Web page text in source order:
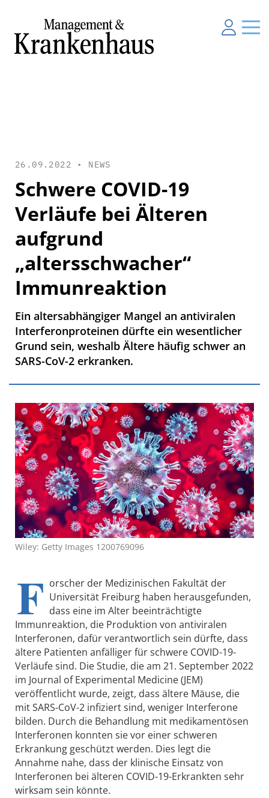
26.09.2022 • NEWS
Schwere COVID-19
Verläufe bei Älteren
aufgrund
„altersschwacher“
Immunreaktion
Ein altersabhängiger Mangel an antiviralen
Interferonproteinen dürfte ein wesentlicher
Grund sein, weshalb Ältere häufig schwer an
SARS-CoV-2 erkranken.
Wiley: Getty Images 1200769096
F orscher der Medizinischen Fakultät der
Universität Freiburg haben herausgefunden,
dass eine im Alter beeinträchtigte
Immunreaktion, die Produktion von antiviralen
Interferonen, dafür verantwortlich sein dürfte, dass
ältere Patienten anfälliger für schwere COVID-19-
Verläufe sind. Die Studie, die am 21. September 2022
im Journal of Experimental Medicine (JEM)
veröffentlicht wurde, zeigt, dass ältere Mäuse, die
mit SARS-CoV-2 infiziert sind, weniger Interferone
bilden. Durch die Behandlung mit medikamentösen
Interferonen konnten sie vor einer schweren
Erkrankung geschützt werden. Dies legt die
Annahme nahe, dass der klinische Einsatz von
Interferonen bei älteren COVID-19-Erkrankten sehr
wirksam sein könnte.